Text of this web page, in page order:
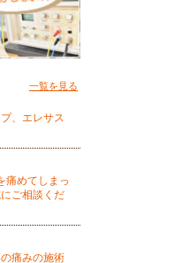
一覧を見る
、エレサス
痛めてしまっ
ご相談くだ
痛みの施術